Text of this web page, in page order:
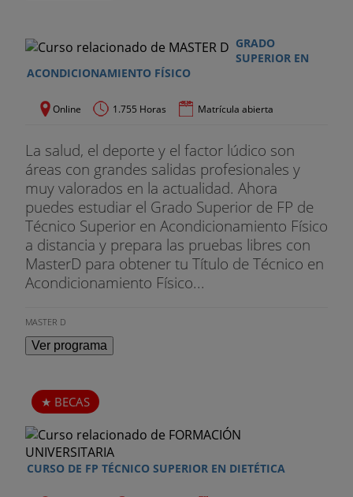
GRADO
SUPERIOR EN
ACONDICIONAMIENTO FÍSICO
Online 1.755 Horas Matrícula abierta
La salud, el deporte y el factor lúdico son
áreas con grandes salidas profesionales y
muy valorados en la actualidad. Ahora
puedes estudiar el Grado Superior de FP de
Técnico Superior en Acondicionamiento Físico
a distancia y prepara las pruebas libres con
MasterD para obtener tu Título de Técnico en
Acondicionamiento Físico...
MASTER D
Ver programa
BECAS
CURSO DE FP TÉCNICO SUPERIOR EN DIETÉTICA